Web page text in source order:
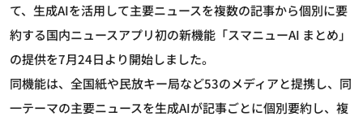
て、生成AIを活用して主要ニュースを複数の記事から個別に要
約する国内ニュースアプリ初の新機能「スマニューAI まとめ」
の提供を7月24日より開始しました。
同機能は、全国紙や民放キー局など53のメディアと提携し、同
一テーマの主要ニュースを生成AIが記事ごとに個別要約し、複